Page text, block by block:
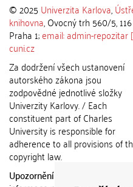
© 2025 Univerzita Karlova,
knihovna, Ovocný trh 560/5,
Praha 1;email: admin-repozitar
cuni.cz
Za dodržení všech ustanovení
autorského zákona jsou
zodpovědné jednotlivé složky
Univerzity Karlovy. / Each
constituent part of Charles
University is responsible for
adherence to all provisions of
copyright law.
Upozornění / Notice: